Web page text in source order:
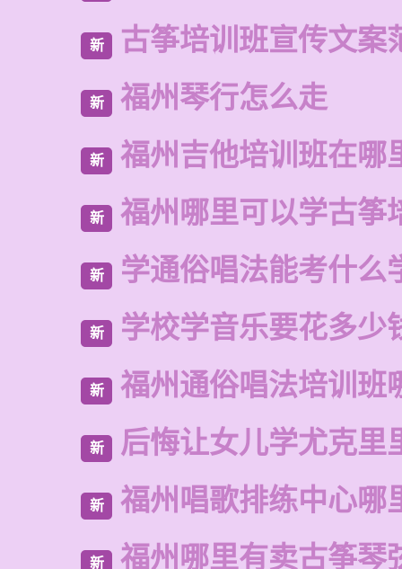
新 古筝培训班宣传文案
新 福州琴行怎么走
新 福州吉他培训班在哪
新 福州哪里可以学古筝
新 学通俗唱法能考什么
新 学校学音乐要花多少
新 福州通俗唱法培训班
新 后悔让女儿学尤克里
新 福州唱歌排练中心哪
新 福州哪里有卖古筝琴